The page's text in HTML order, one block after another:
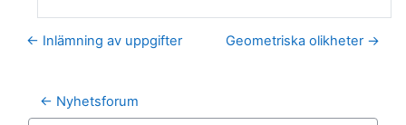
← Inlämning av uppgifter Geometriska olikheter →
← Nyhetsforum